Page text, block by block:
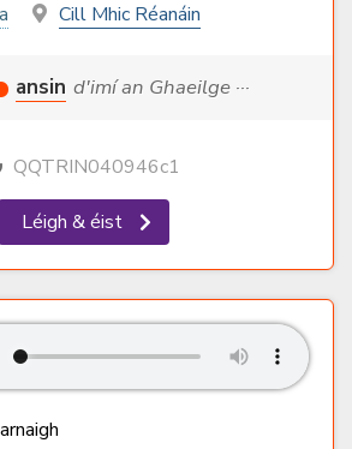
Cill Mhic Réanáin
ansin d'imí an Ghaeilge ···
QQTRIN040946c1
Léigh & éist